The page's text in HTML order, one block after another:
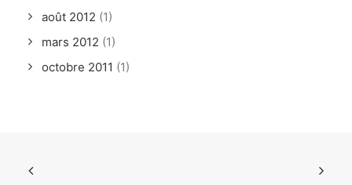
août 2012 (1)
mars 2012 (1)
octobre 2011 (1)